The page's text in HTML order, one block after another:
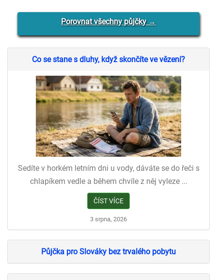
Porovnat všechny půjčky →
Co se stane s dluhy, když skončíte ve vězení?
Sedíte v horkém letním dni u vody, dáváte se do řeči s
chlapíkem vedle a během chvíle z něj vyleze ...
ČÍST VÍCE
3 srpna, 2026
Půjčka pro Slováky bez trvalého pobytu